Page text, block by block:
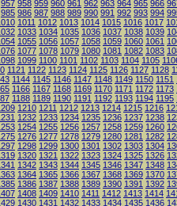
957 958 959 960 961 962 963 964 965 966
985 986 987 988 989 990 991 992 993 994
1011 1012 1013 1014 1015 1016 1017
1033 1034 1035 1036 1037 1038 1039
1055 1056 1057 1058 1059 1060 1061
1077 1078 1079 1080 1081 1082 1083
1099 1100 1101 1102 1103 1104 1105
1121 1122 1123 1124 1125 1126 1127 1128
1144 1145 1146 1147 1148 1149 1150 1151
1166 1167 1168 1169 1170 1171 1172 1173
1188 1189 1190 1191 1192 1193 1194 1195
1210 1211 1212 1213 1214 1215 1216
1232 1233 1234 1235 1236 1237 1238
1254 1255 1256 1257 1258 1259 1260
1276 1277 1278 1279 1280 1281 1282
1298 1299 1300 1301 1302 1303 1304
1320 1321 1322 1323 1324 1325 1326
1342 1343 1344 1345 1346 1347 1348
1364 1365 1366 1367 1368 1369 1370
1386 1387 1388 1389 1390 1391 1392
1408 1409 1410 1411 1412 1413 1414
1430 1431 1432 1433 1434 1435 1436